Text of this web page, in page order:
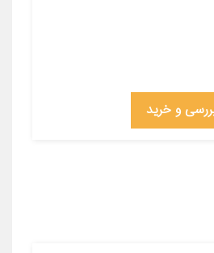
و خرید